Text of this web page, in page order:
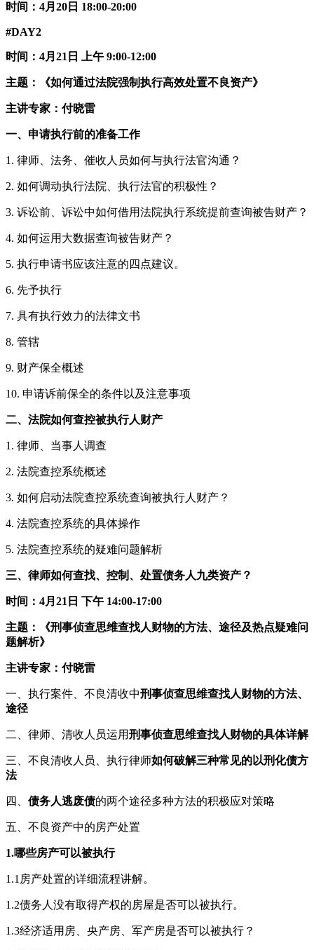
时间：4月20日 18:00-20:00
#DAY2
时间：4月21日 上午 9:00-12:00
主题：《如何通过法院强制执行高效处置不良资产》
主讲专家：付晓雷
一、申请执行前的准备工作
1. 律师、法务、催收人员如何与执行法官沟通？
2. 如何调动执行法院、执行法官的积极性？
3. 诉讼前、诉讼中如何借用法院执行系统提前查询被告财产？
4. 如何运用大数据查询被告财产？
5. 执行申请书应该注意的四点建议。
6. 先予执行
7. 具有执行效力的法律文书
8. 管辖
9. 财产保全概述
10. 申请诉前保全的条件以及注意事项
二、法院如何查控被执行人财产
1. 律师、当事人调查
2. 法院查控系统概述
3. 如何启动法院查控系统查询被执行人财产？
4. 法院查控系统的具体操作
5. 法院查控系统的疑难问题解析
三、律师如何查找、控制、处置债务人九类资产？
时间：4月21日 下午 14:00-17:00
主题：《刑事侦查思维查找人财物的方法、途径及热点疑难问
题解析》
主讲专家：付晓雷
一、执行案件、不良清收中刑事侦查思维查找人财物的方法、
途径
二、律师、清收人员运用刑事侦查思维查找人财物的具体详解
三、不良清收人员、执行律师如何破解三种常见的以刑化债方
法
四、 债务人逃废债的两个途径多种方法的积极应对策略
五、不良资产中的房产处置
1.哪些房产可以被执行
1.1房产处置的详细流程讲解。
1.2债务人没有取得产权的房屋是否可以被执行。
1.3经济适用房、央产房、军产房是否可以被执行？